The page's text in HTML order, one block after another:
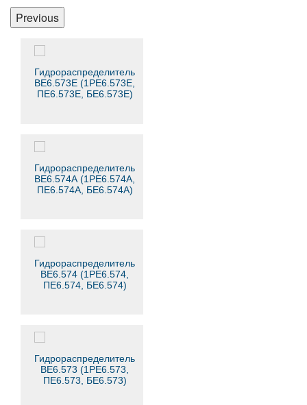
Previous
Гидрораспределитель
ВЕ6.573Е (1РЕ6.573Е,
ПЕ6.573Е, БЕ6.573Е)
Гидрораспределитель
ВЕ6.574А (1РЕ6.574А,
ПЕ6.574А, БЕ6.574А)
Гидрораспределитель
ВЕ6.574 (1РЕ6.574,
ПЕ6.574, БЕ6.574)
Гидрораспределитель
ВЕ6.573 (1РЕ6.573,
ПЕ6.573, БЕ6.573)